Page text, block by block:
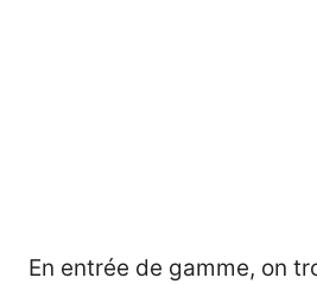
En entrée de gamme, on